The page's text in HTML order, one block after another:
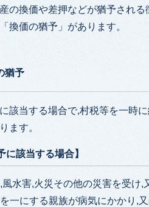
の換価や差押などが猶予され
換価の猶予」があります。
猶予
該当する場合で,村税等を一時
ます。
に該当する場合】
風水害,火災その他の災害を受け,
一にする親族が病気にかかり,又